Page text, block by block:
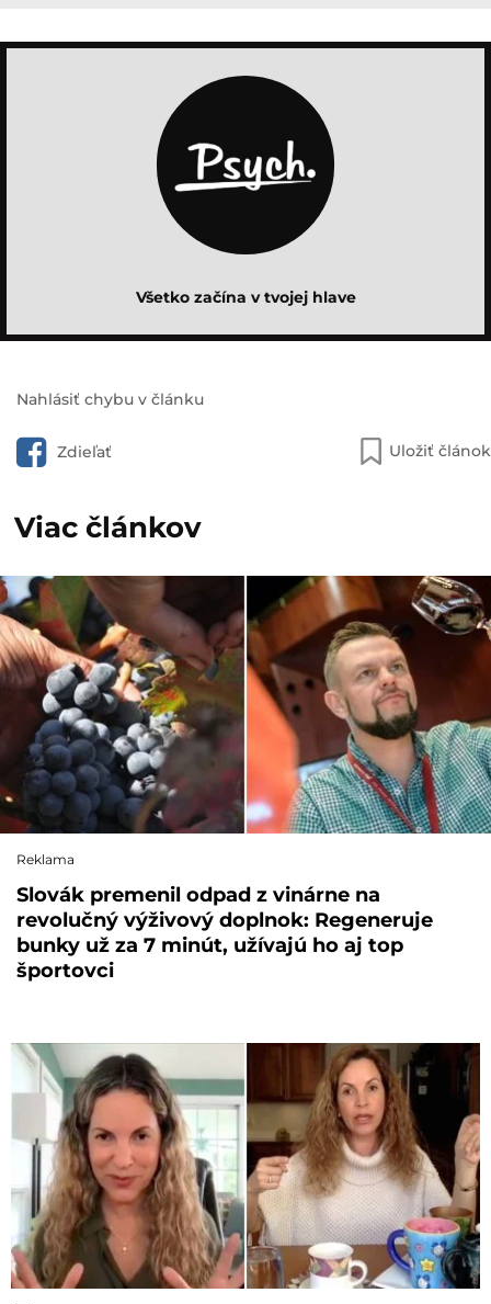
Všetko začína v tvojej hlave
Nahlásiť chybu v článku
Zdieľať Uložiť článok
Viac článkov
Reklama
Slovák premenil odpad z vinárne na
revolučný výživový doplnok: Regeneruje
bunky už za 7 minút, užívajú ho aj top
športovci